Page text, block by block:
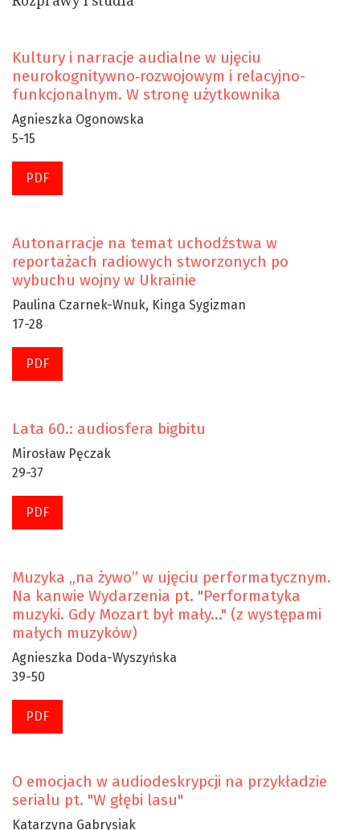
Kultury i narracje audialne w ujęciu
neurokognitywno‑rozwojowym i relacyjno-
funkcjonalnym. W stronę użytkownika
Agnieszka Ogonowska
5-15
PDF
Autonarracje na temat uchodźstwa w
reportażach radiowych stworzonych po
wybuchu wojny w Ukrainie
Paulina Czarnek-Wnuk, Kinga Sygizman
17-28
PDF
Lata 60.: audiosfera bigbitu
Mirosław Pęczak
29-37
PDF
Muzyka „na żywo” w ujęciu performatycznym.
Na kanwie Wydarzenia pt. "Performatyka
muzyki. Gdy Mozart był mały…" (z występami
małych muzyków)
Agnieszka Doda-Wyszyńska
39-50
PDF
O emocjach w audiodeskrypcji na przykładzie
serialu pt. "W głębi lasu"
Katarzyna Gabrysiak